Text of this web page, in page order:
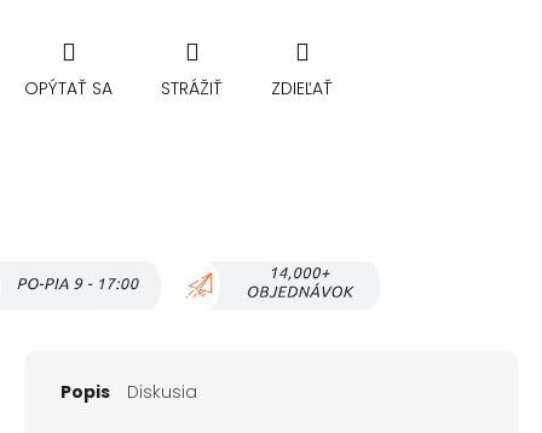
OPÝTAŤ SA STRÁŽIŤ ZDIEĽAŤ
Popis Diskusia